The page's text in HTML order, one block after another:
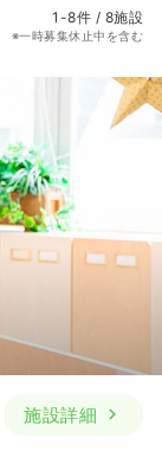
1-8件 / 8施設
※一時募集休止中を含む
施設詳細